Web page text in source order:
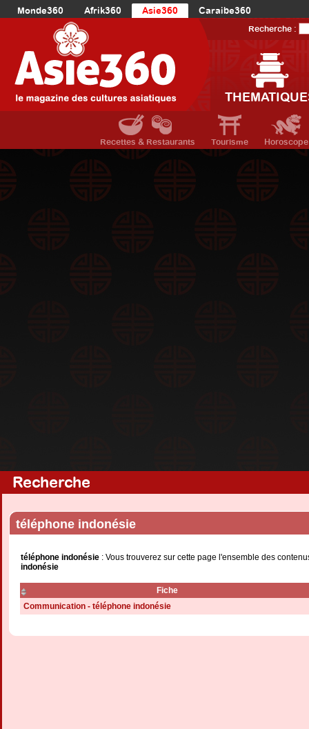
Monde360 Afrik360 Asie360
Caraibe360
Europe360
AmériqueDuNord360
Océanie360
Recherche :
Recettes & Restaurants Tourisme Horoscope
Recherche
téléphone indonésie
téléphone indonésie : Vous trouverez sur cette page l'ensemble des
indonésie
Fiche
Communication - téléphone indonésie